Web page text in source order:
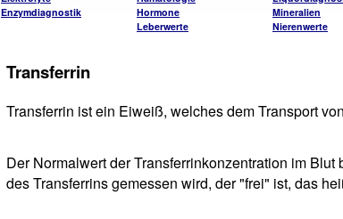
Enzymdiagnostik
Hormone
Leberwerte
Mineralien
Nierenwerte
Transferrin
Transferrin ist ein Eiweiß, welches dem Transport
Der Normalwert der Transferrinkonzentration im
des Transferrins gemessen wird, der "frei" ist, das